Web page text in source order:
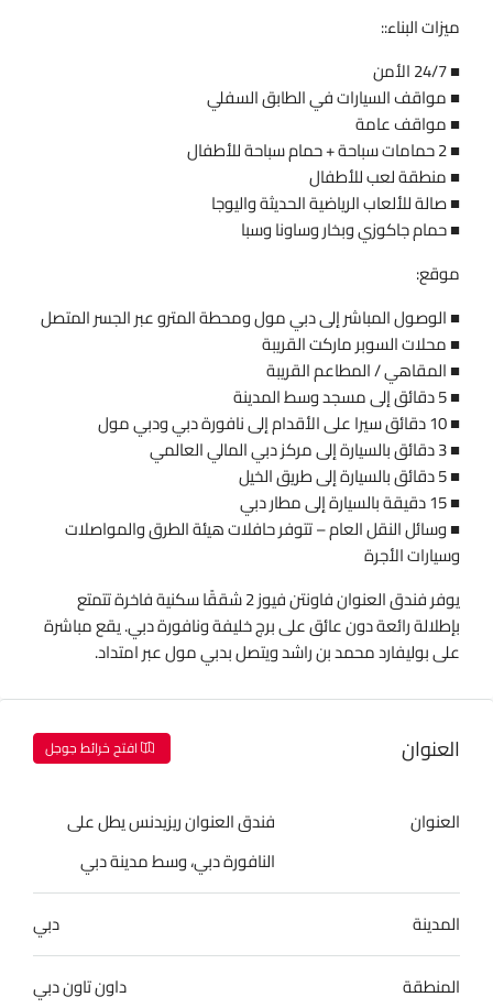
ميزات البناء::
■ 24/7 الأمن
■ مواقف السيارات في الطابق السفلي
■ مواقف عامة
■ 2 حمامات سباحة + حمام سباحة للأطفال
■ منطقة لعب للأطفال
■ صالة للألعاب الرياضية الحديثة واليوجا
■ حمام جاكوزي وبخار وساونا وسبا
موقع:
■ الوصول المباشر إلى دبي مول ومحطة المترو عبر الجسر المتصل
■ محلات السوبر ماركت القريبة
■ المقاهي / المطاعم القريبة
■ 5 دقائق إلى مسجد وسط المدينة
■ 10 دقائق سيرا على الأقدام إلى نافورة دبي ودبي مول
■ 3 دقائق بالسيارة إلى مركز دبي المالي العالمي
■ 5 دقائق بالسيارة إلى طريق الخيل
■ 15 دقيقة بالسيارة إلى مطار دبي
■ وسائل النقل العام – تتوفر حافلات هيئة الطرق والمواصلات
وسيارات الأجرة
يوفر فندق العنوان فاونتن فيوز 2 شققًا سكنية فاخرة تتمتع
بإطلالة رائعة دون عائق على برج خليفة ونافورة دبي. يقع مباشرة
على بوليفارد محمد بن راشد ويتصل بدبي مول عبر امتداد.
العنوان افتح خرائط جوجل
العنوان
فندق العنوان ريزيدنس يطل على
النافورة دبي، وسط مدينة دبي
المدينة
دبي
المنطقة
داون تاون دبي